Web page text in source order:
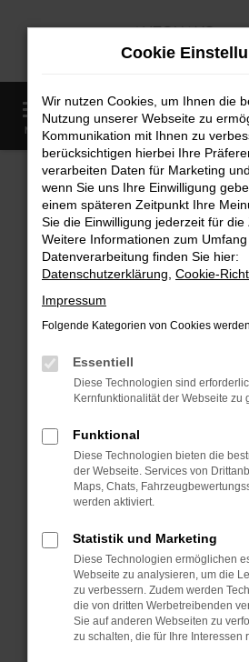
Zum
MENÜ
Startseite Fahrzeugangebote Fahrzeugmarkt
Fehler: Network
Beim Laden ist ein Fehler
Hier sind ein paar Tipps, die
Überprüfe deine Firewall
Internetverbindung.
deine Suchmaschine?
Prüfe deine
Manche Erweiterungen,
können das Laden
anderen Browser oder in
Fenster?
Starte dein Gerät neu.
Das kann manchmal
vorübergehende
Cookie
Wir nutzen Cookies, um Ihnen die
Nutzung unserer Webseite zu
Kommunikation mit Ihnen zu
berücksichtigen hierbei Ihre
verarbeiten Daten für Marketing
wenn Sie uns Ihre Einwilligung
einem späteren Zeitpunkt Ihre
Sie die Einwilligung jederzeit für die
Weitere Informationen zum
Datenverarbeitung finden Sie hier:
Datenschutzerklärung Cookie-
Impressum
Folgende Kategorien von Cookies
Essentiell
Diese Technologien sind
Kernfunktionalität der Webseite zu
Funktional
Diese Technologien bieten die
der Webseite. Services von
Maps, Chats,
werden aktiviert.
Statistik und Marketing
Diese Technologien ermöglichen
Webseite zu analysieren, um die
zu verbessern. Zudem werden
die von dritten Werbetreibenden
Sie auf anderen Webseiten zu
zu schalten, die für Ihre Interessen